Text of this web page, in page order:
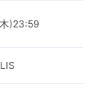
)23:59